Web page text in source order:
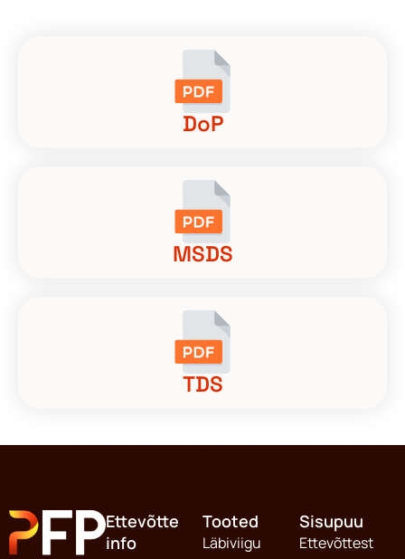
DoP
MSDS
TDS
Ettevõtte
info
Tooted
Läbiviigu
Sisupuu
Ettevõttest